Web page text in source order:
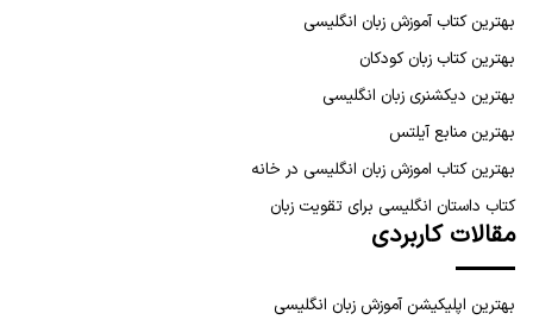
بهترین کتاب آموزش زبان انگلیسی
بهترین کتاب زبان کودکان
بهترین دیکشنری زبان انگلیسی
بهترین منابع آیلتس
بهترین کتاب اموزش زبان انگلیسی در خانه
کتاب داستان انگلیسی برای تقویت زبان
مقالات کاربردی
بهترین اپلیکیشن آموزش زبان انگلیسی